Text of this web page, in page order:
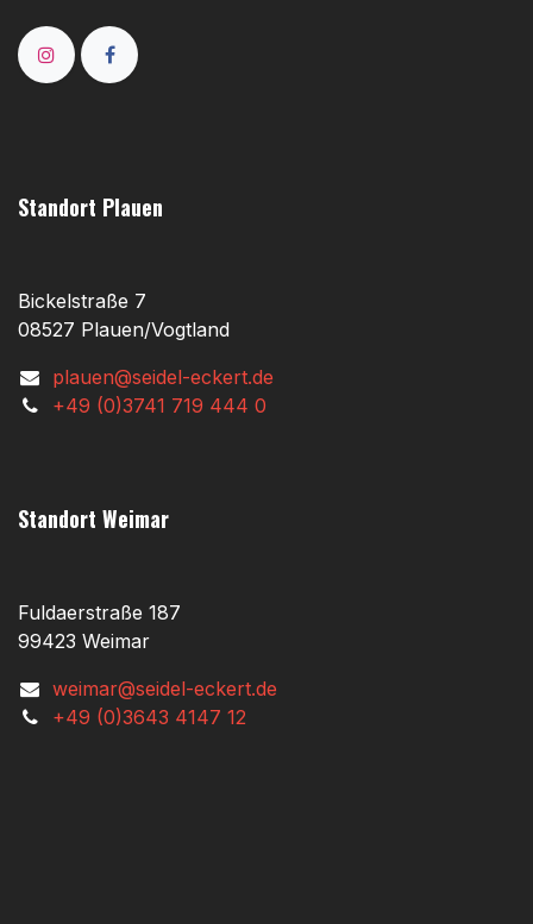
Standort Plauen
Bickelstraße 7
08527 Plauen/Vogtland
plauen@seidel-eckert.de
+49 (0)3741 719 444 0
Standort Weimar
Fuldaerstraße 187
99423 Weimar
weimar@seidel-eckert.de
+49 (0)3643 4147 12